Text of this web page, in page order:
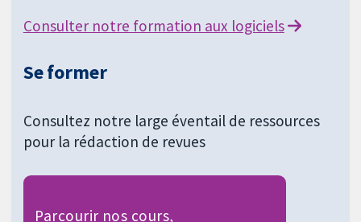
Consulter notre formation aux logiciels
Se former
Consultez notre large éventail de ressources
pour la rédaction de revues
Parcourir nos cours,